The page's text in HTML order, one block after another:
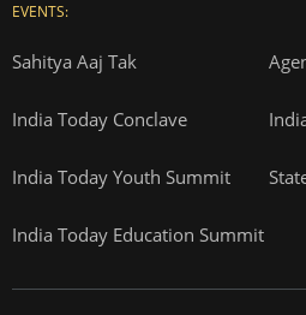
EVENTS:
Sahitya Aaj Tak
India Today Conclave
India Today Youth Summit
India Today Education Summit